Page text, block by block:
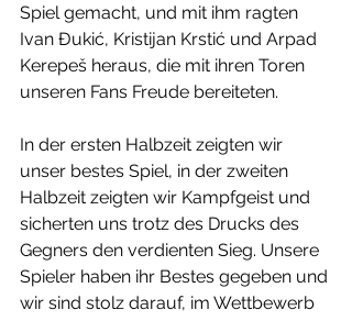
Spiel gemacht, und mit ihm ragten
Ivan Đukić, Kristijan Krstić und Arpad
Kerepeš heraus, die mit ihren Toren
unseren Fans Freude bereiteten.
In der ersten Halbzeit zeigten wir
unser bestes Spiel, in der zweiten
Halbzeit zeigten wir Kampfgeist und
sicherten uns trotz des Drucks des
Gegners den verdienten Sieg. Unsere
Spieler haben ihr Bestes gegeben und
wir sind stolz darauf, im Wettbewerb